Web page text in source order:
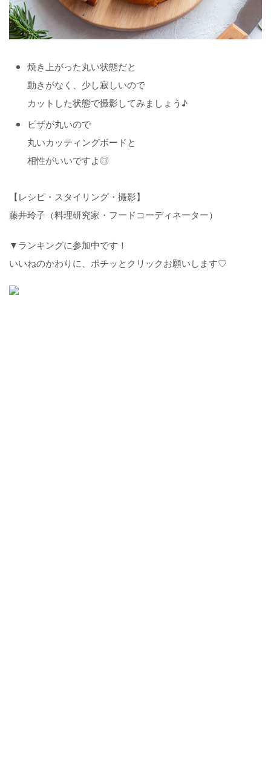
焼き上がった丸い状態だと
動きがなく、少し寂しいので
カットした状態で撮影してみましょう♪
ピザが丸いので
丸いカッティングボードと
相性がいいですよ◎
【レシピ・スタイリング・撮影】
藤井玲子（料理研究家・フードコーディネーター）
▼ランキングに参加中です！
いいねのかわりに、ポチッとクリックお願いします♡